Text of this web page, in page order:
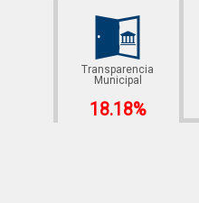
Transparencia
Municipal
18.18%